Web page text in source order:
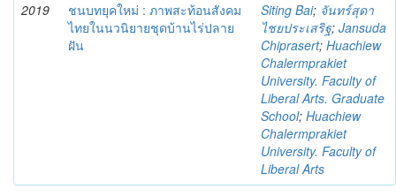
2019
ชนบทยุคใหม่ : ภาพสะท้อนสังคม
ไทยในนวนิยายชุดบ้านไร่ปลาย
ฝัน
Siting Bai; จันทร์สุดา
ไชยประเสริฐ; Jansuda
Chiprasert; Huachiew
Chalermprakiet
University. Faculty of
Liberal Arts. Graduate
School; Huachiew
Chalermprakiet
University. Faculty of
Liberal Arts